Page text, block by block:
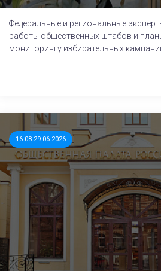
Федеральные и региональные
работы общественных штабов и
мониторингу избирательных
16:08 29.06.2026